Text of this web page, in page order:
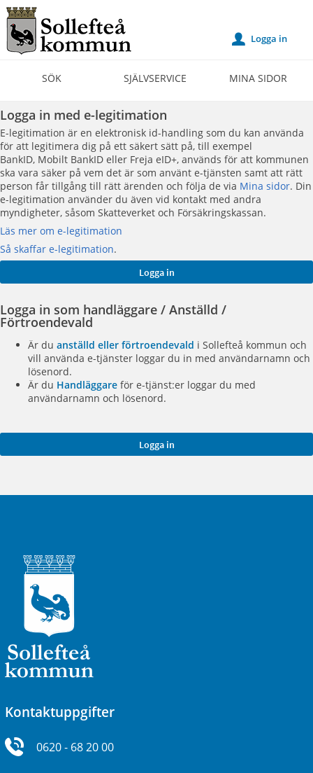
Välkommen
till
Självservice
Sollefteå
kommun
SÖK SJÄLVSERVICE MINA SIDOR
u Logga in
Logga in med e-legitimation
E-legitimation är en elektronisk id-handling som du kan använda
för att legitimera dig på ett säkert sätt på, till exempel
BankID, Mobilt BankID eller Freja eID+, används för att kommunen
ska vara säker på vem det är som använt e-tjänsten samt att rätt
person får tillgång till rätt ärenden och följa de via Mina sidor. Din
e-legitimation använder du även vid kontakt med andra
myndigheter, såsom Skatteverket och Försäkringskassan.
Läs mer om e-legitimation
Så skaffar e-legitimation.
Logga in som handläggare / Anställd /
Förtroendevald
Är du anställd eller förtroendevald i Sollefteå kommun och
vill använda e-tjänster loggar du in med användarnamn och
lösenord.
Är du Handläggare för e-tjänst:er loggar du med
användarnamn och lösenord.
Kontaktuppgifter
0620 - 68 20 00